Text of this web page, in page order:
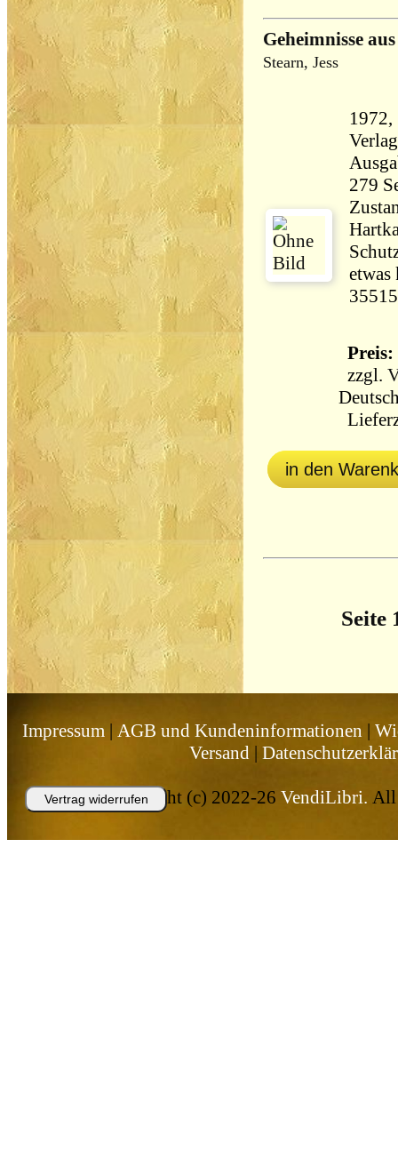
Geheimnisse
Stearn, Jess
Verlag,
35515
Preis:
zzgl.
in den
Seite
Impressum | AGB und Kundeninformationen |
Versand|
Copyright (c) 2022-26 VendiLibri. All
Vertrag widerrufen